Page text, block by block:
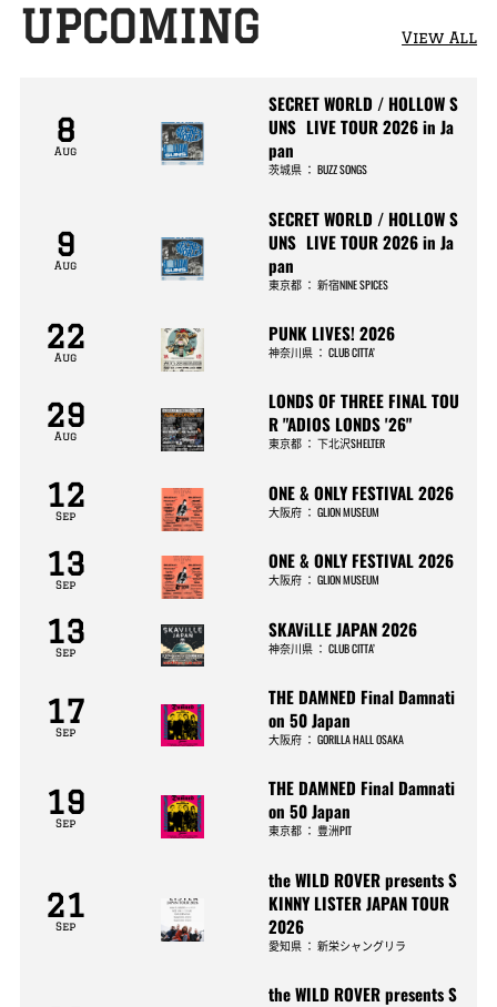
UPCOMING View All
8
Aug
SECRET WORLD / HOLLOW S
UNS LIVE TOUR 2026 in Ja
pan
茨城県 ：BUZZ SONGS
9
Aug
SECRET WORLD / HOLLOW S
UNS LIVE TOUR 2026 in Ja
pan
東京都 ：新宿NINE SPICES
22
Aug
PUNK LIVES! 2026
神奈川県 ：CLUB CITTA’
29
Aug
LONDS OF THREE FINAL TOU
R "ADIOS LONDS '26"
東京都 ：下北沢SHELTER
12
Sep
ONE & ONLY FESTIVAL 2026
大阪府 ：GLION MUSEUM
13
Sep
ONE & ONLY FESTIVAL 2026
大阪府 ：GLION MUSEUM
13
Sep
SKAViLLE JAPAN 2026
神奈川県 ：CLUB CITTA’
17
Sep
THE DAMNED Final Damnati
on 50 Japan
大阪府 ：GORILLA HALL OSAKA
19
Sep
THE DAMNED Final Damnati
on 50 Japan
東京都 ：豊洲PIT
21
Sep
the WILD ROVER presents S
KINNY LISTER JAPAN TOUR
2026
愛知県 ：新栄シャングリラ
the WILD ROVER presents S